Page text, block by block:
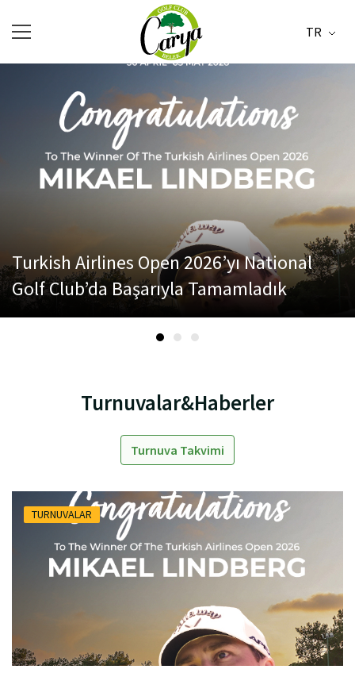
TR
Turkish Airlines Open 2026’yı National
Golf Club’da Başarıyla Tamamladık
Turnuvalar&Haberler
Turnuva Takvimi
TURNUVALAR